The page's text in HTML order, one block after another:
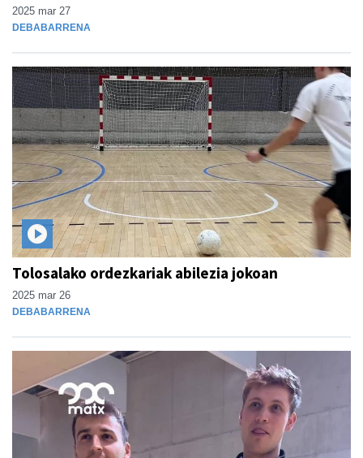
2025 mar 27
DEBABARRENA
Tolosalako ordezkariak abilezia jokoan
2025 mar 26
DEBABARRENA